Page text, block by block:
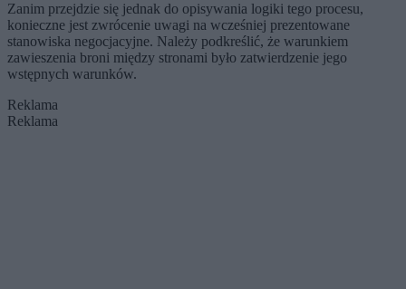
Zanim przejdzie się jednak do opisywania logiki tego procesu,
konieczne jest zwrócenie uwagi na wcześniej prezentowane
stanowiska negocjacyjne. Należy podkreślić, że warunkiem
zawieszenia broni między stronami było zatwierdzenie jego
wstępnych warunków.
Reklama
Reklama